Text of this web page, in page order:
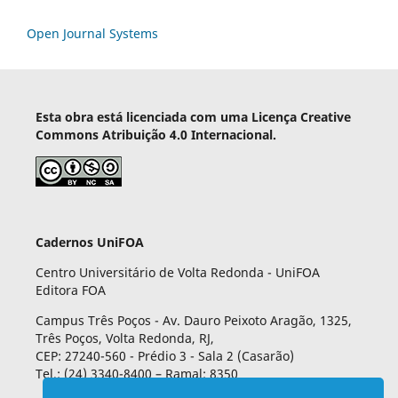
Open Journal Systems
Esta obra está licenciada com uma Licença Creative
Commons Atribuição 4.0 Internacional.
Cadernos UniFOA
Centro Universitário de Volta Redonda - UniFOA
Editora FOA
Campus Três Poços - Av. Dauro Peixoto Aragão, 1325,
Três Poços, Volta Redonda, RJ,
CEP: 27240-560 - Prédio 3 - Sala 2 (Casarão)
Tel.: (24) 3340-8400 – Ramal: 8350